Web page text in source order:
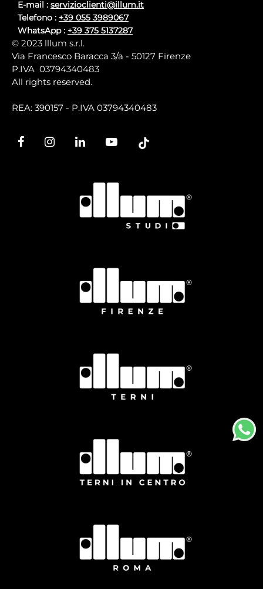
E-mail : servizioclienti@illum.it
Telefono : +39 055 3989067
WhatsApp : +39 375 5137287
© 2023 lllum s.r.l.
Via Francesco Baracca 3/a - 50127 Firenze
P.IVA 03794340483
All rights reserved.
REA: 390157 - P.IVA 03794340483